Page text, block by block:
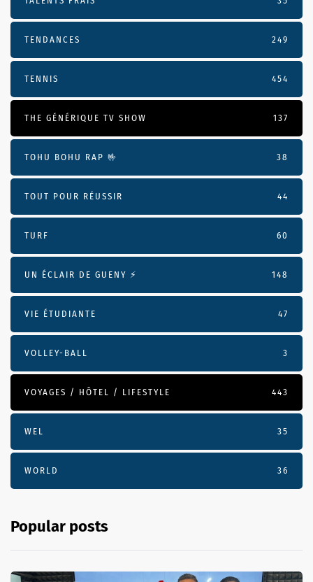
TENDANCES 249
TENNIS 454
THE GÉNÉRIQUE TV SHOW 137
TOHU BOHU RAP 🤟 38
TOUT POUR RÉUSSIR 44
TURF 60
UN ÉCLAIR DE GUENY ⚡️ 148
VIE ÉTUDIANTE 47
VOLLEY-BALL 3
VOYAGES / HÔTEL / LIFESTYLE 443
WEL 35
WORLD 36
Popular posts